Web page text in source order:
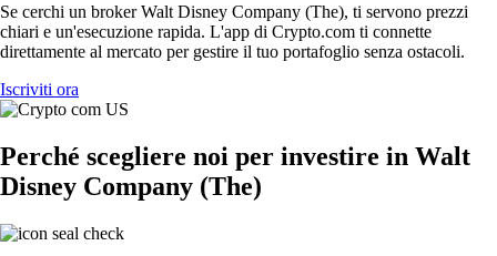
Se cerchi un broker Walt Disney Company (The), ti servono prezzi
chiari e un'esecuzione rapida. L'app di Crypto.com ti connette
direttamente al mercato per gestire il tuo portafoglio senza ostacoli.
Iscriviti ora
Perché scegliere noi per investire in Walt
Disney Company (The)